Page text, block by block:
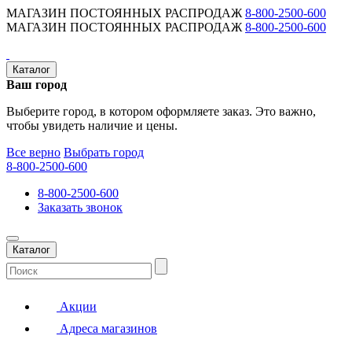
МАГАЗИН ПОСТОЯННЫХ РАСПРОДАЖ 8-800-2500-600
МАГАЗИН ПОСТОЯННЫХ РАСПРОДАЖ 8-800-2500-600
Каталог
Ваш город
Выберите город, в котором оформляете заказ. Это важно,
чтобы увидеть наличие и цены.
Все верно Выбрать город
8-800-2500-600
8-800-2500-600
Заказать звонок
Каталог
Акции
Адреса магазинов